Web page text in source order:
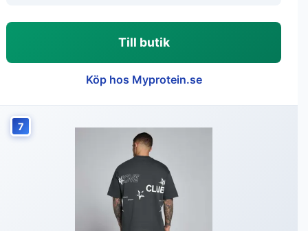
Till butik
Köp hos Myprotein.se
7